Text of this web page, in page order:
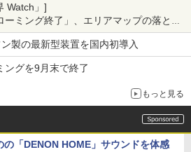
Watch」]
ーミング終了」、エリアマップの落とし
製の最新型装置を国内初導入
ングを9月末で終了
もっと見る
の「DENON HOME」サウンドを体感